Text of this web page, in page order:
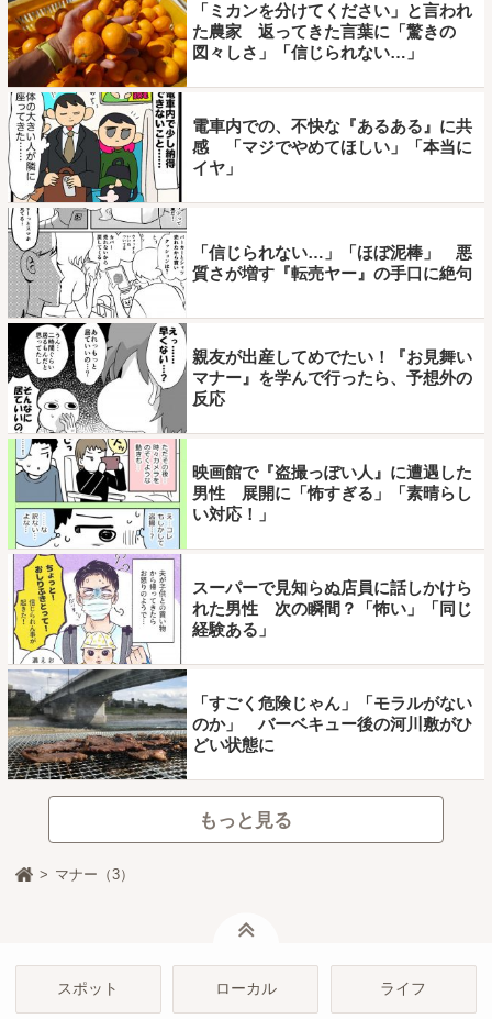
「ミカンを分けてください」と言われ
た農家 返ってきた言葉に「驚きの
図々しさ」「信じられない…」
電車内での、不快な『あるある』に共
感 「マジでやめてほしい」「本当に
イヤ」
「信じられない…」「ほぼ泥棒」 悪
質さが増す『転売ヤー』の手口に絶句
親友が出産してめでたい！『お見舞い
マナー』を学んで行ったら、予想外の
反応
映画館で『盗撮っぽい人』に遭遇した
男性 展開に「怖すぎる」「素晴らし
い対応！」
スーパーで見知らぬ店員に話しかけら
れた男性 次の瞬間？「怖い」「同じ
経験ある」
「すごく危険じゃん」「モラルがない
のか」 バーベキュー後の河川敷がひ
どい状態に
もっと見る
マナー（3）
スポット ローカル ライフ